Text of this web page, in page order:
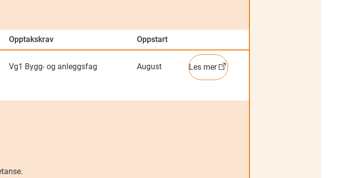
Opptakskrav Oppstart
Vg1 Bygg- og anleggsfag August Les mer